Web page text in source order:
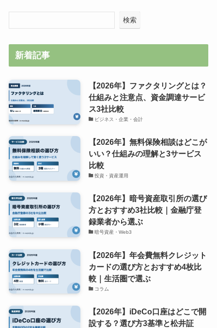
検索
新着記事
【2026年】ファクタリングとは？
仕組みと注意点、資金調達サービ
ス3社比較
ビジネス・企業・会計
【2026年】無料保険相談はどこが
いい？仕組みの理解と3サービス
比較
投資・資産運用
【2026年】暗号資産取引所の選び
方とおすすめ3社比較｜金融庁登
録業者から選ぶ
暗号資産・Web3
【2026年】年会費無料クレジット
カードの選び方とおすすめ4枚比
較｜生活圏で選ぶ
コラム
【2026年】iDeCo口座はどこで開
設する？選び方3基準と松井証